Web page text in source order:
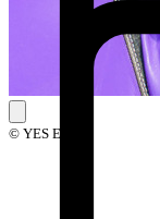
© YES Events